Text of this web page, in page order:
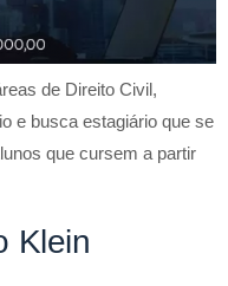
de Direito Civil,
e busca estagiário que se
que cursem a partir
Klein